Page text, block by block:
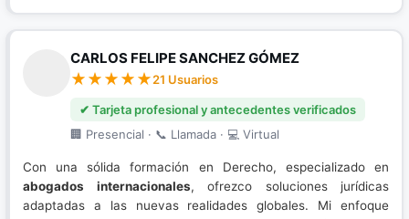
CARLOS FELIPE SANCHEZ GÓMEZ
21 Usuarios
✔ Tarjeta profesional y antecedentes verificados
🏢 Presencial · 📞 Llamada · 💻 Virtual
Con una sólida formación en Derecho, especializado en
abogados internacionales, ofrezco soluciones jurídicas
adaptadas a las nuevas realidades globales. Mi enfoque